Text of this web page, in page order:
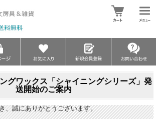
グワックス「シャイニングシリーズ」発
送開始のご案内
、誠にありがとうございます。